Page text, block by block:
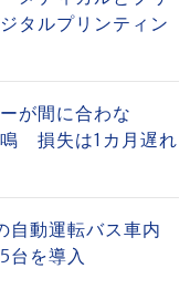
タルプリンティン
が間に合わな
損失は1カ月遅れ
動運転バス車内
台を導入